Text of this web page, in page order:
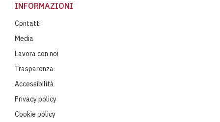
INFORMAZIONI
Contatti
Media
Lavora con noi
Trasparenza
Accessibilità
Privacy policy
Cookie policy